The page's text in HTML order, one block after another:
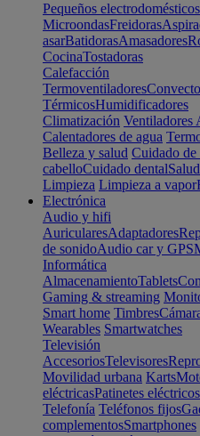
Pequeños electrodomésticos
MicroondasFreidoras
asarBatidorasAmasadores
CocinaTostadoras
Calefacción
Termoventiladores
TérmicosHumidificadores
Climatización Ventiladores
Calentadores de agua
Belleza y salud Cuidado de
cabelloCuidado dental
Limpieza Limpieza a vapor
Electrónica
Audio y hifi
AuricularesAdaptadores
de sonidoAudio car y GPS
Informática
AlmacenamientoTablets
Gaming & streaming
Smart home Timbres
Wearables Smartwatches
Televisión
AccesoriosTelevisores
Movilidad urbana Karts
eléctricasPatinetes eléctricos
Telefonía Teléfonos fijos
complementosSmartphones